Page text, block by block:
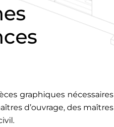
graphiques nécessaires
d’ouvrage, des maîtres